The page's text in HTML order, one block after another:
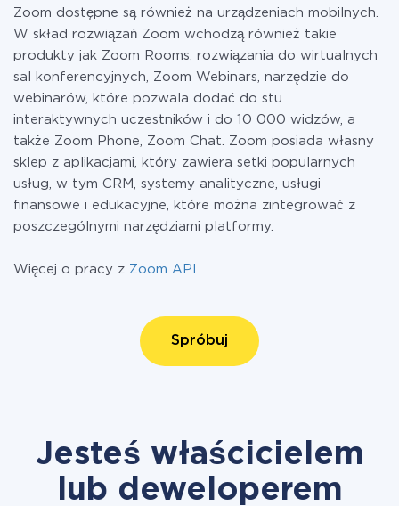
Zoom dostępne są również na urządzeniach mobilnych.
W skład rozwiązań Zoom wchodzą również takie
produkty jak Zoom Rooms, rozwiązania do wirtualnych
sal konferencyjnych, Zoom Webinars, narzędzie do
webinarów, które pozwala dodać do stu
interaktywnych uczestników i do 10 000 widzów, a
także Zoom Phone, Zoom Chat. Zoom posiada własny
sklep z aplikacjami, który zawiera setki popularnych
usług, w tym CRM, systemy analityczne, usługi
finansowe i edukacyjne, które można zintegrować z
poszczególnymi narzędziami platformy.
Więcej o pracy z Zoom API
Spróbuj
Jesteś właścicielem
lub deweloperem